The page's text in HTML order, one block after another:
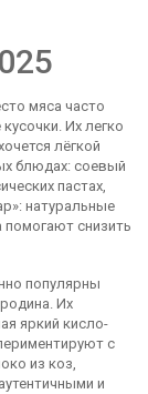
мяса часто
Их легко
лёгкой
блюдах: соевый
пастах,
натуральные
помогают снизить
популярны
Их
яркий кисло-
с
из коз,
и